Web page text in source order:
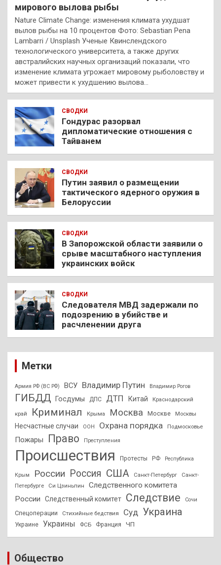
мирового вылова рыбы
Nature Climate Change: изменения климата ухудшат
вылов рыбы на 10 процентов Фото: Sebastian Pena
Lambarri / Unsplash Ученые Квинслендского
технологического университета, а также других
австралийских научных организаций показали, что
изменение климата угрожает мировому рыболовству и
может привести к ухудшению вылова…
СВОДКИ
Гондурас разорвал
дипломатические отношения с
Тайванем
СВОДКИ
Путин заявил о размещении
тактического ядерного оружия в
Белоруссии
СВОДКИ
В Запорожской области заявили о
срыве масштабного наступления
украинских войск
СВОДКИ
Следователя МВД задержали по
подозрению в убийстве и
расчленении друга
Метки
Армия РФ (ВС РФ) ВСУ Владимир Путин Владимир Рогов
ГИБДД Госдумы ДПС ДТП Китай Краснодарский
край Криминал Крыма Москва Москве Москвы
Несчастные случаи ООН Охрана порядка Подмосковье
Пожары Право Преступления
Происшествия Протесты РФ Республика
Крым России Россия США Санкт-Петербург
Санкт-
Петербурге
Си Цзиньпин
Следственного комитета
России
Следственный комитет Следствие Сочи
Спецоперации Стихийные бедствия Суд Украина
Украине Украины ФСБ Франция ЧП
Общество